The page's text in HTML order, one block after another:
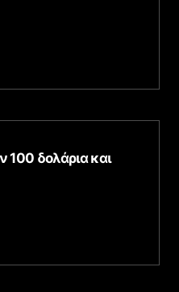
δολάρια και